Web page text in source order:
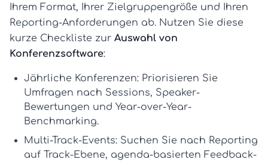
Ihrem Format, Ihrer Zielgruppengröße und Ihren
Reporting-Anforderungen ab. Nutzen Sie diese
kurze Checkliste zur Auswahl von
Konferenzsoftware:
Jährliche Konferenzen: Priorisieren Sie
Umfragen nach Sessions, Speaker-
Bewertungen und Year-over-Year-
Benchmarking.
Multi-Track-Events: Suchen Sie nach Reporting
auf Track-Ebene, agenda-basierten Feedback-